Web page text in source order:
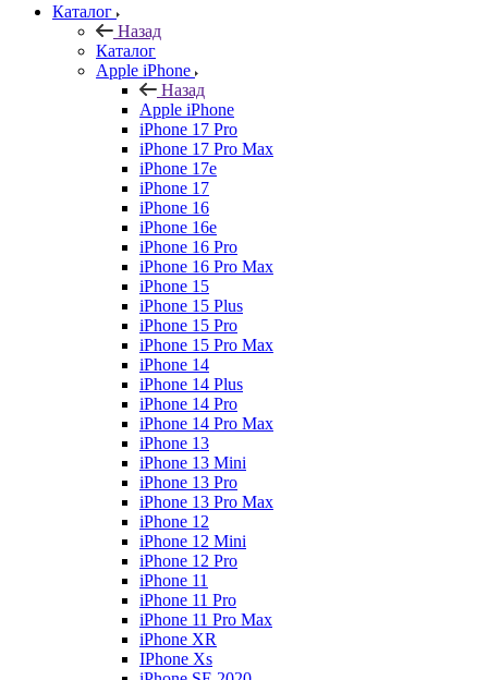
Каталог
Назад
Каталог
Apple iPhone
Назад
Apple iPhone
iPhone 17 Pro
iPhone 17 Pro Max
iPhone 17e
iPhone 17
iPhone 16
iPhone 16e
iPhone 16 Pro
iPhone 16 Pro Max
iPhone 15
iPhone 15 Plus
iPhone 15 Pro
iPhone 15 Pro Max
iPhone 14
iPhone 14 Plus
iPhone 14 Pro
iPhone 14 Pro Max
iPhone 13
iPhone 13 Mini
iPhone 13 Pro
iPhone 13 Pro Max
iPhone 12
iPhone 12 Mini
iPhone 12 Pro
iPhone 11
iPhone 11 Pro
iPhone 11 Pro Max
iPhone XR
IPhone Xs